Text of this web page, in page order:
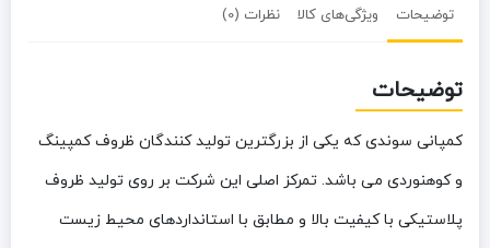
توضیحات ویژگی‌های کالا نظرات (0)
توضیحات
کمپانی سوندی که یکی از بزرگترین تولید کنندگان ظروف کمپینگ
و کوهنوردی می باشد. تمرکز اصلی این شرکت بر روی تولید ظروف
پلاستیکی با کیفیت بالا و مطابق با استانداردهای محیط زیست